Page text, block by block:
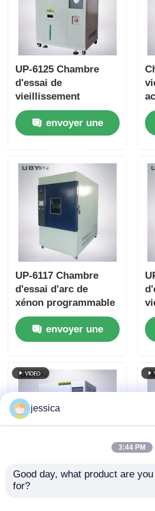
UP-6125 Chambre
d'essai de
vieillissement
accéléré avec une
plage d'humidité de
100% Rh, une
température de ± 0,5
°C et une plage de
température de 105
°C à + 135 °C pour les
essais industriels
électroniques
envoyer une
UP-6117 Chambre
d'essai d'arc de
xénon programmable
avec une lampe de
xénon à arc long
refroidie à l'air de 2,5
vieillissement
conformes aux
normes ISO et ASTM
envoyer une
Chambre de
jessica
3:44 PM
Good day, what product are
for?